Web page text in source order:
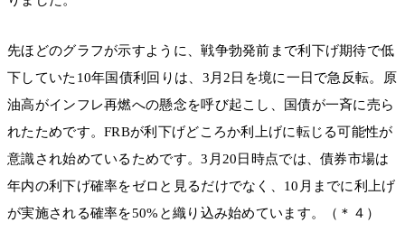
先ほどのグラフが示すように、戦争勃発前まで利下げ期待で低
下していた10年国債利回りは、3月2日を境に一日で急反転。原
油高がインフレ再燃への懸念を呼び起こし、国債が一斉に売ら
れたためです。FRBが利下げどころか利上げに転じる可能性が
意識され始めているためです。3月20日時点では、債券市場は
年内の利下げ確率をゼロと見るだけでなく、10月までに利上げ
が実施される確率を50%と織り込み始めています。（＊４）